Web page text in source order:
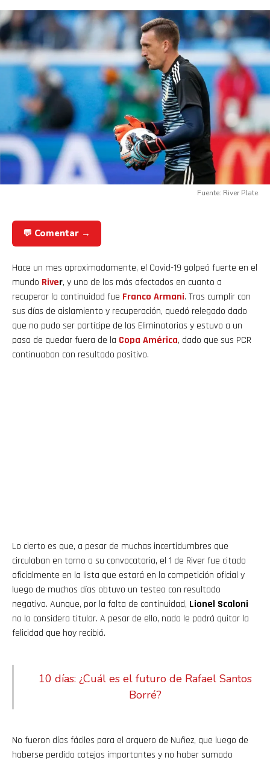
Fuente: River Plate
💬 Comentar →
Hace un mes aproximadamente, el Covid-19 golpeó fuerte en el
mundo River, y uno de los más afectados en cuanto a
recuperar la continuidad fue Franco Armani. Tras cumplir con
sus días de aislamiento y recuperación, quedó relegado dado
que no pudo ser partícipe de las Eliminatorias y estuvo a un
paso de quedar fuera de la Copa América, dado que sus PCR
continuaban con resultado positivo.
Lo cierto es que, a pesar de muchas incertidumbres que
circulaban en torno a su convocatoria, el 1 de River fue citado
oficialmente en la lista que estará en la competición oficial y
luego de muchos días obtuvo un testeo con resultado
negativo. Aunque, por la falta de continuidad, Lionel Scaloni
no lo considera titular. A pesar de ello, nada le podrá quitar la
felicidad que hoy recibió.
10 días: ¿Cuál es el futuro de Rafael Santos
Borré?
No fueron días fáciles para el arquero de Nuñez, que luego de
haberse perdido cotejos importantes y no haber sumado